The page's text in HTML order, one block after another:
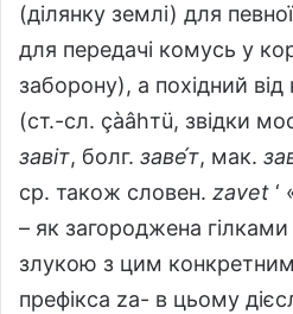
(ділянку землі) для
для передачі комусь у
заборону), а похідний
(ст.-сл. çàâhтü, звідки
завіт, болг. заве́т, мак.
ср. також словен. zavet ‘
– як загороджена
злукою з цим
префікса za- в цьому